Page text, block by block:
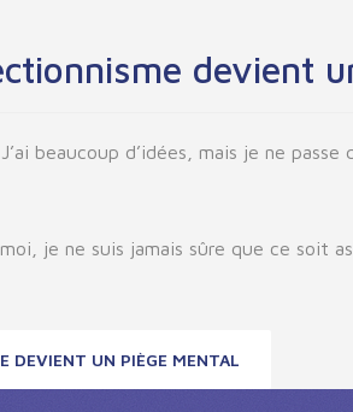
devient
beaucoup d’idées, mais je ne passe
je ne suis jamais sûre que ce soit
DEVIENT UN PIÈGE MENTAL